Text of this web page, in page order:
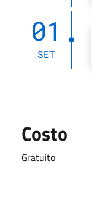
01
SET
Costo
Gratuito